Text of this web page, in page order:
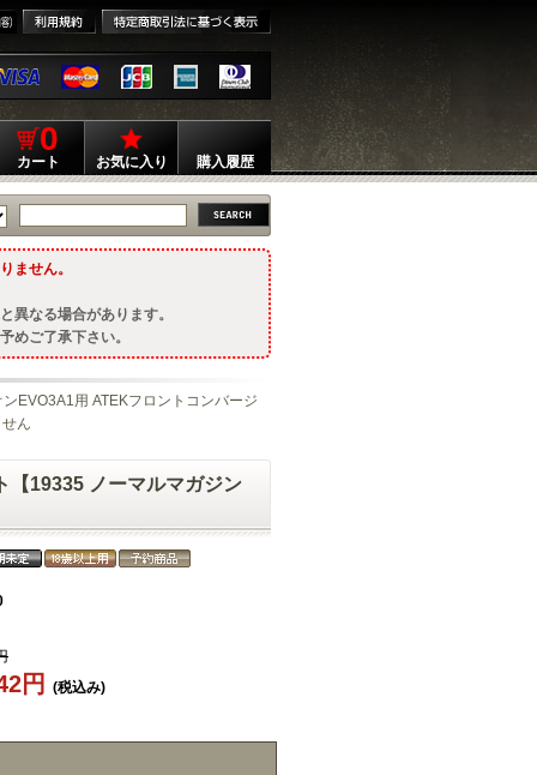
0
カート お気に入り 購入履歴
ません。
異なる場合があります。
めご了承下さい。
EVO3A1用 ATEKフロントコンバージ
ん
【19335 ノーマルマガジン
円
(税込み)